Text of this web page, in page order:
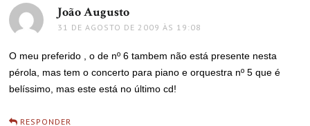
João Augusto
31 DE AGOSTO DE 2009 ÀS 19:08
O meu preferido , o de nº 6 tambem não está presente nesta
pérola, mas tem o concerto para piano e orquestra nº 5 que é
belíssimo, mas este está no último cd!
RESPONDER